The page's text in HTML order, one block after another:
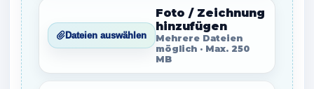
Dateien auswählen
Foto / Zeichnung
hinzufügen
Mehrere Dateien
möglich · Max. 250
MB